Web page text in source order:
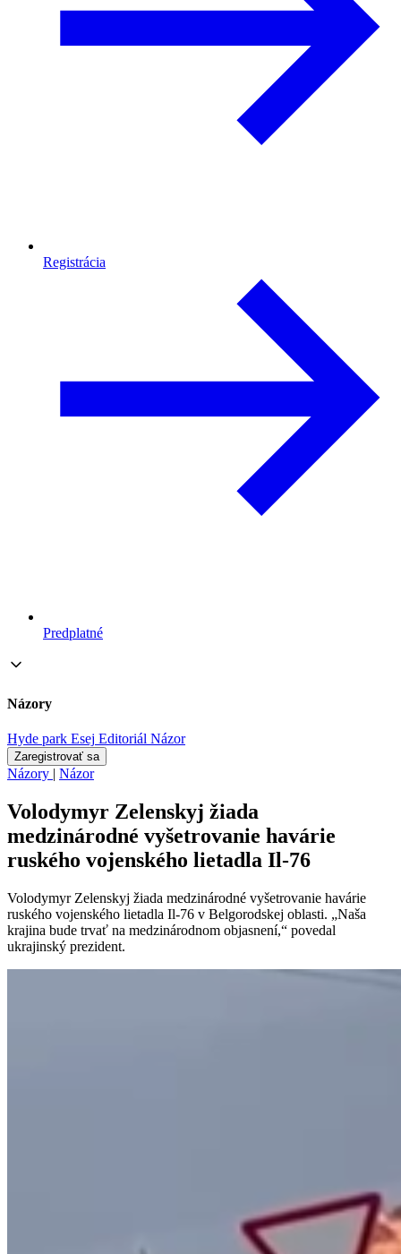
Registrácia
Predplatné
Názory
Hyde park Esej Editoriál Názor
Zaregistrovať sa
Názory | Názor
Volodymyr Zelenskyj žiada
medzinárodné vyšetrovanie havárie
ruského vojenského lietadla Il-76
Volodymyr Zelenskyj žiada medzinárodné vyšetrovanie havárie
ruského vojenského lietadla Il-76 v Belgorodskej oblasti. „Naša
krajina bude trvať na medzinárodnom objasnení,“ povedal
ukrajinský prezident.